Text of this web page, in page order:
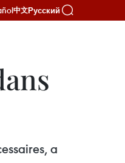
中文Русский
a